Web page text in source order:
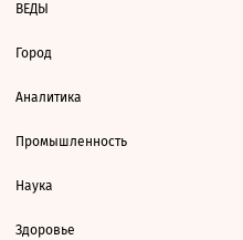
ВЕДЫ
Город
Аналитика
Промышленность
Наука
Здоровье